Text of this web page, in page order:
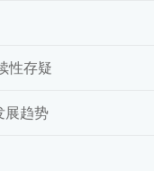
性存疑
展趋势